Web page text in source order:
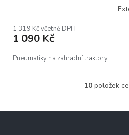
1 319 Kč včetně DPH
1 090 Kč
Pneumatiky na zahradní traktory.
O
l
10 položek